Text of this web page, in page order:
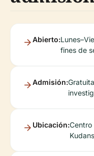
Abierto:
fines de
Admisión:
Ubicación:Centro